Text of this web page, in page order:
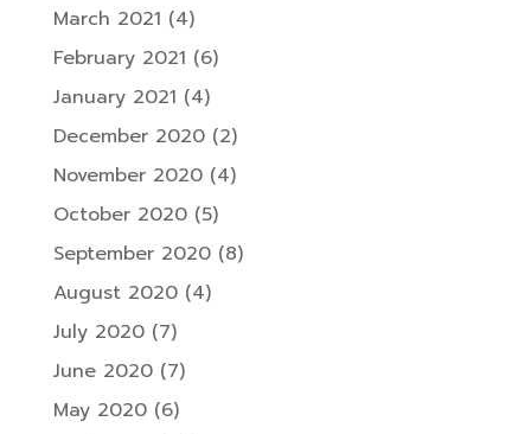
March 2021 (4)
February 2021 (6)
January 2021 (4)
December 2020(2)
November 2020(4)
October 2020(5)
September 2020(8)
August 2020(4)
July 2020(7)
June 2020(7)
May 2020(6)